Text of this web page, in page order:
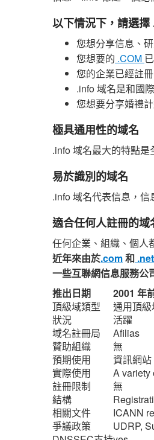
以下情況下，請選擇
您想分享信息、
您想要的 .COM
您的企業已經註
.info 域名是和國
您想要分享婚禮
極具通用性的域名
.info 域名最大的特點
易於識別的域名
.info 域名代表信息，
適合任何人註冊的域
任何企業、組織、個人
近年來由於.com和
一些互聯網信息服務公
推出日期
2001 年
頂級域類型
通用頂級
狀況
活躍
域名註冊局
Afilias
贊助組織
無
預期使用
資訊網站
實際使用
A variety
註冊限制
無
結構
相關文件
ICANN
爭議政策
UDRP,